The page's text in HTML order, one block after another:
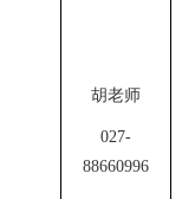
胡老师
027-
88660996